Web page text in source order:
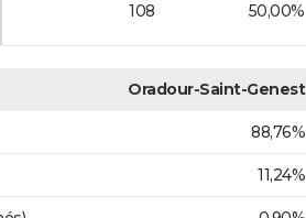
108 50,00%
Oradour-Saint-Genest
88,76%
11,24%